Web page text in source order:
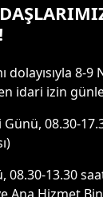
dolayısıyla 8-9
idari izin
08.30-
08.30-13.30